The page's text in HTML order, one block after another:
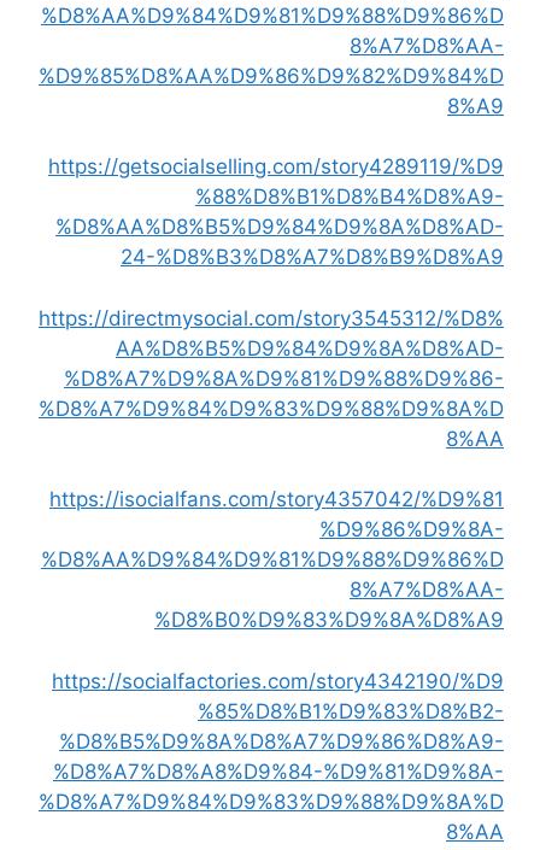
%D8%AA%D9%84%D9%81%D9%88%D9%86%D
8%A7%D8%AA-
%D9%85%D8%AA%D9%86%D9%82%D9%84%D
8%A9
https://getsocialselling.com/story4289119/%D9
%88%D8%B1%D8%B4%D8%A9-
%D8%AA%D8%B5%D9%84%D9%8A%D8%AD-
24-%D8%B3%D8%A7%D8%B9%D8%A9
https://directmysocial.com/story3545312/%D8%
AA%D8%B5%D9%84%D9%8A%D8%AD-
%D8%A7%D9%8A%D9%81%D9%88%D9%86-
%D8%A7%D9%84%D9%83%D9%88%D9%8A%D
8%AA
https://isocialfans.com/story4357042/%D9%81
%D9%86%D9%8A-
%D8%AA%D9%84%D9%81%D9%88%D9%86%D
8%A7%D8%AA-
%D8%B0%D9%83%D9%8A%D8%A9
https://socialfactories.com/story4342190/%D9
%85%D8%B1%D9%83%D8%B2-
%D8%B5%D9%8A%D8%A7%D9%86%D8%A9-
%D8%A7%D8%A8%D9%84-%D9%81%D9%8A-
%D8%A7%D9%84%D9%83%D9%88%D9%8A%D
8%AA